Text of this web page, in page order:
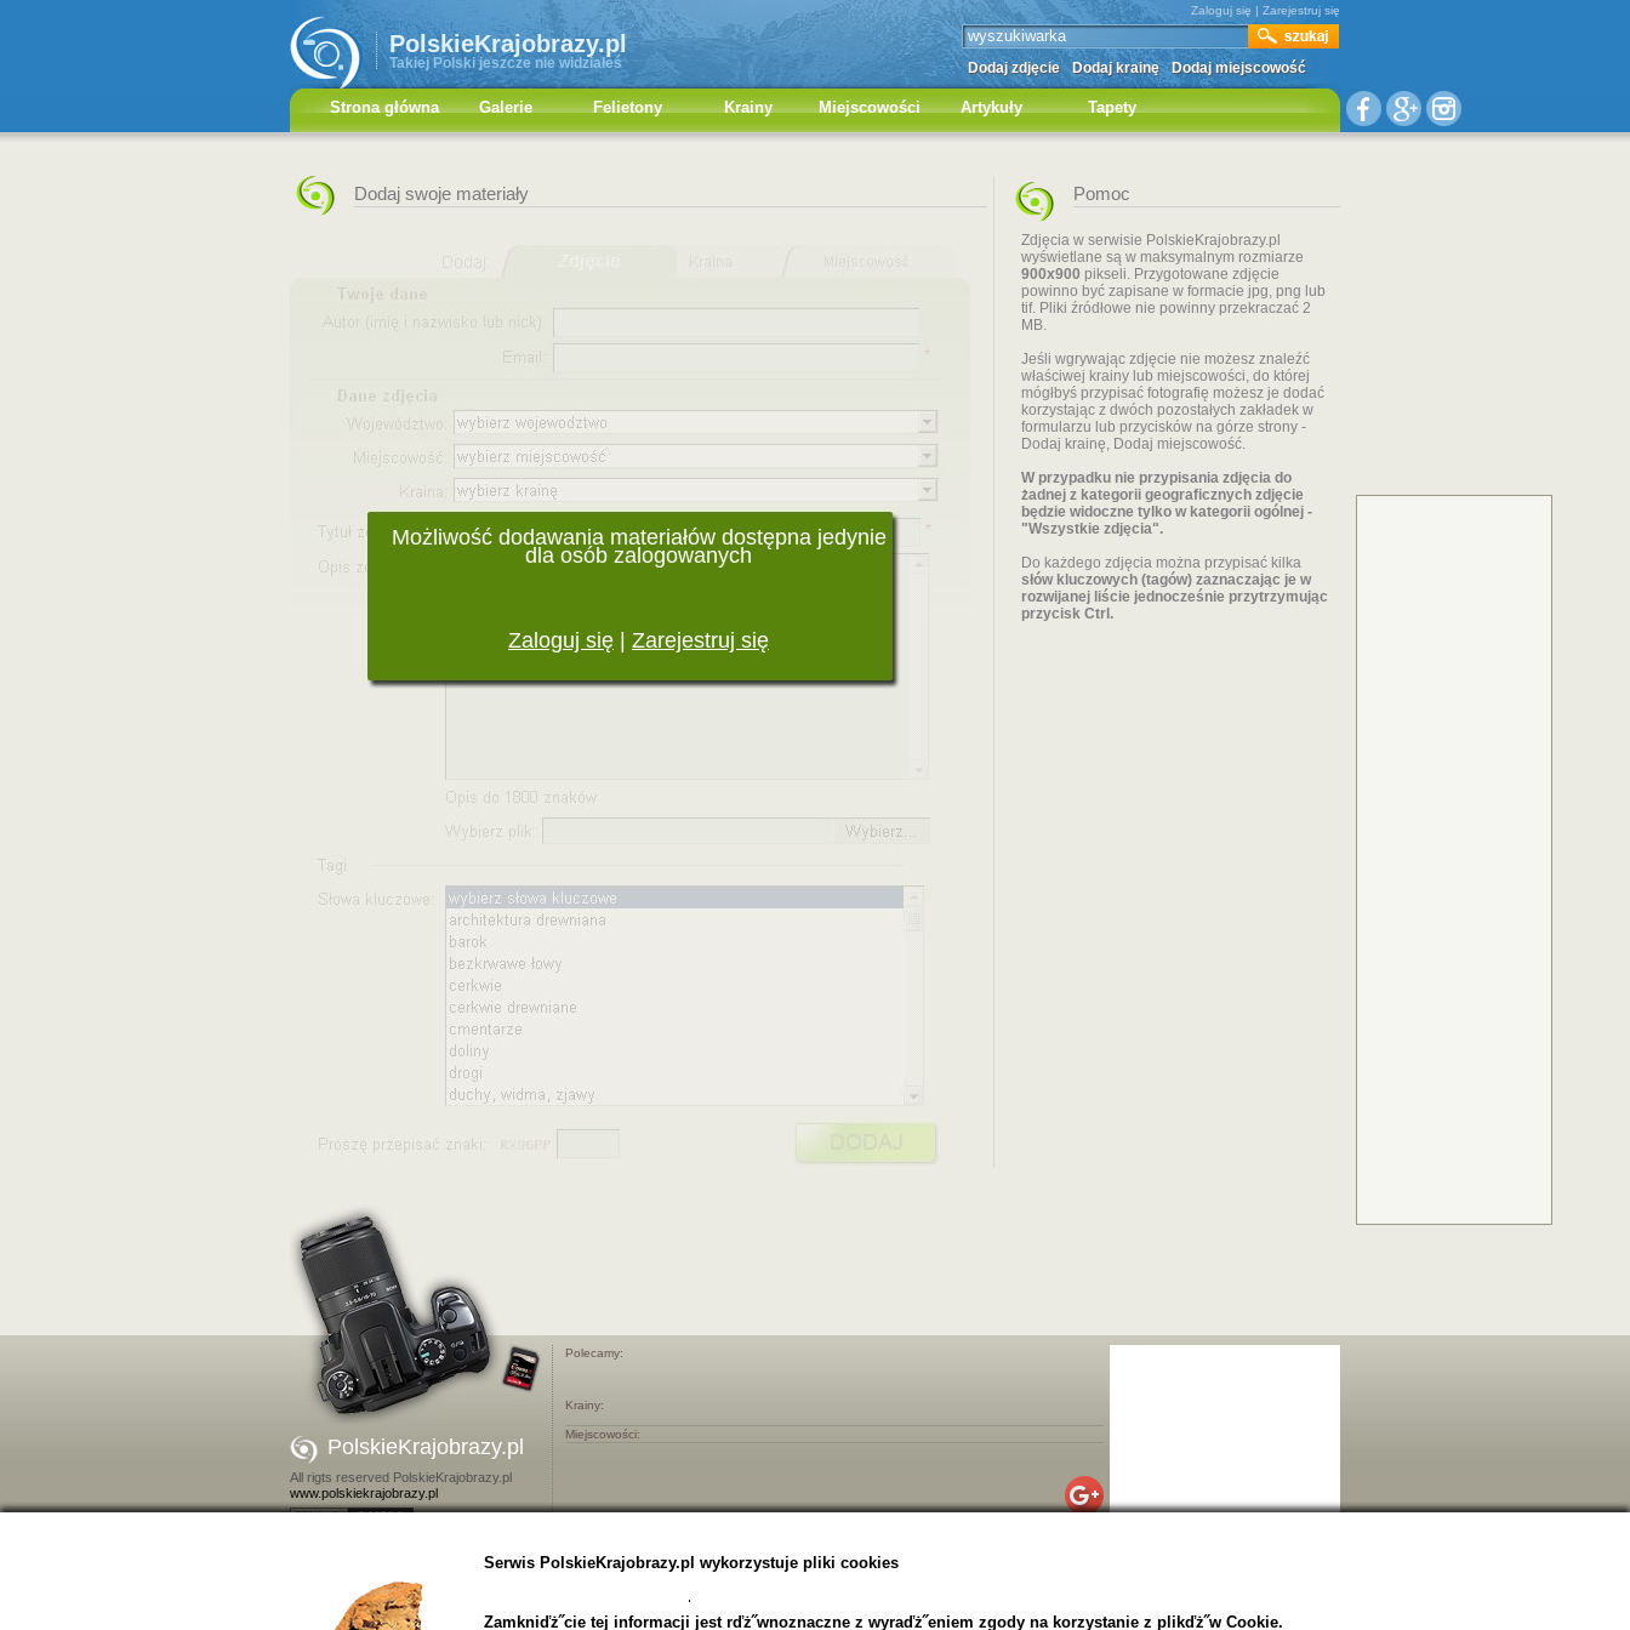
PolskieKrajobrazy.pl
Takiej Polski jeszcze nie widziałeś
Zaloguj się | Zarejestruj się
Dodaj zdjęcie Dodaj krainę Dodaj miejscowość
Strona główna Galerie Felietony Krainy Miejscowości Artykuły Tapety
Dodaj swoje materiały
Możliwość dodawania materiałów dostępna jedynie
dla osób zalogowanych
Zaloguj się Zarejestruj się
Pomoc
Zdjęcia w serwisie PolskieKrajobrazy.pl
wyświetlane są w maksymalnym rozmiarze
900x900 pikseli. Przygotowane zdjęcie
powinno być zapisane w formacie jpg, png lub
tif. Pliki źródłowe nie powinny przekraczać 2
MB.
Jeśli wgrywając zdjęcie nie możesz znaleźć
właściwej krainy lub miejscowości, do której
mógłbyś przypisać fotografię możesz je dodać
korzystając z dwóch pozostałych zakładek w
formularzu lub przycisków na górze strony -
Dodaj krainę, Dodaj miejscowość.
W przypadku nie przypisania zdjęcia do
żadnej z kategorii geograficznych zdjęcie
będzie widoczne tylko w kategorii ogólnej -
"Wszystkie zdjęcia".
Do każdego zdjęcia można przypisać kilka
słów kluczowych (tagów) zaznaczając je w
rozwijanej liście jednocześnie przytrzymując
przycisk Ctrl.
PolskieKrajobrazy.pl
All rigts reserved PolskieKrajobrazy.pl
www.polskiekrajobrazy.pl
Polecamy:
Krainy:
Miejscowości:
Serwis PolskieKrajobrazy.pl wykorzystuje pliki cookies
Zamkniďż˝cie tej informacji jest rďż˝wnoznaczne z wyraďż˝eniem zgody na korzystanie z plikďż˝w Cookie.